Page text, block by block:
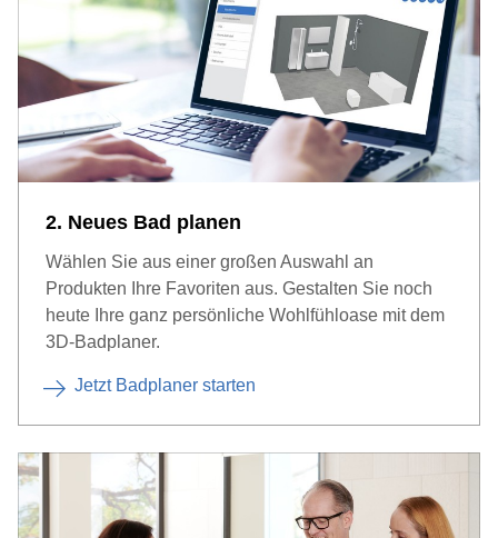
2. Neues Bad planen
Wählen Sie aus einer großen Auswahl an
Produkten Ihre Favoriten aus. Gestalten Sie noch
heute Ihre ganz persönliche Wohlfühloase mit dem
3D-Badplaner.
Jetzt Badplaner starten